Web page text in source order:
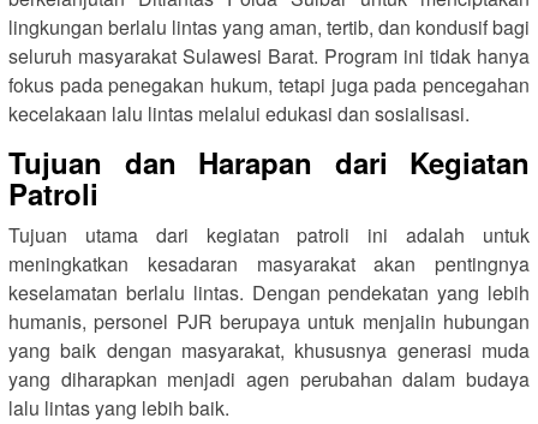
lingkungan berlalu lintas yang aman, tertib, dan kondusif bagi
seluruh masyarakat Sulawesi Barat. Program ini tidak hanya
fokus pada penegakan hukum, tetapi juga pada pencegahan
kecelakaan lalu lintas melalui edukasi dan sosialisasi.
Tujuan dan Harapan dari Kegiatan
Patroli
Tujuan utama dari kegiatan patroli ini adalah untuk
meningkatkan kesadaran masyarakat akan pentingnya
keselamatan berlalu lintas. Dengan pendekatan yang lebih
humanis, personel PJR berupaya untuk menjalin hubungan
yang baik dengan masyarakat, khususnya generasi muda
yang diharapkan menjadi agen perubahan dalam budaya
lalu lintas yang lebih baik.